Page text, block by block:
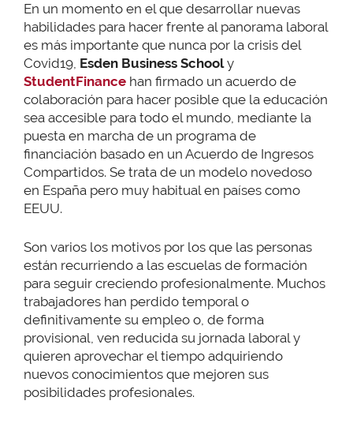
En un momento en el que desarrollar nuevas
habilidades para hacer frente al panorama laboral
es más importante que nunca por la crisis del
Covid19, Esden Business Schooly
StudentFinance han firmado un acuerdo de
colaboración para hacer posible que la educación
sea accesible para todo el mundo, mediante la
puesta en marcha de un programa de
financiación basado en un Acuerdo de Ingresos
Compartidos. Se trata de un modelo novedoso
en España pero muy habitual en países como
EEUU.
Son varios los motivos por los que las personas
están recurriendo a las escuelas de formación
para seguir creciendo profesionalmente. Muchos
trabajadores han perdido temporal o
definitivamente su empleo o, de forma
provisional, ven reducida su jornada laboral y
quieren aprovechar el tiempo adquiriendo
nuevos conocimientos que mejoren sus
posibilidades profesionales.